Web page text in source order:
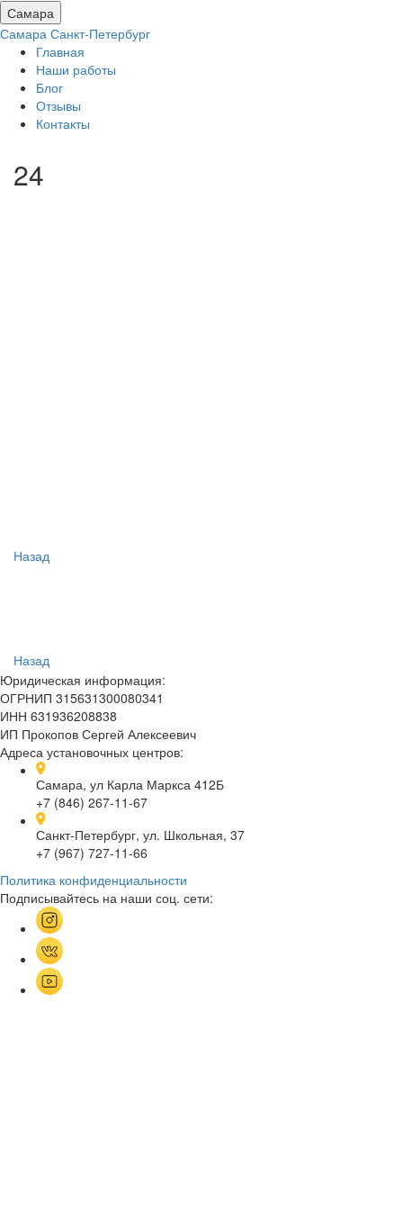
Самара
Самара Санкт-Петербург
Главная
Наши работы
Блог
Отзывы
Контакты
24
Назад
Назад
Юридическая информация:
ОГРНИП 315631300080341
ИНН 631936208838
ИП Прокопов Сергей Алексеевич
Адреса установочных центров:
Самара, ул Карла Маркса 412Б
+7 (846) 267-11-67
Санкт-Петербург, ул. Школьная, 37
+7 (967) 727-11-66
Политика конфиденциальности
Подписывайтесь на наши соц. сети: